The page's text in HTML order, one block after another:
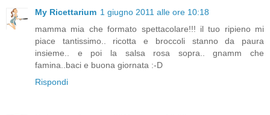
My Ricettarium 1 giugno 2011 alle ore 10:18
mamma mia che formato spettacolare!!! il tuo ripieno mi
piace tantissimo.. ricotta e broccoli stanno da paura
insieme.. e poi la salsa rosa sopra.. gnamm che
famina..baci e buona giornata :-D
Rispondi